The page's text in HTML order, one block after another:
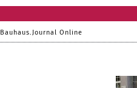
Bauhaus.Journal Online